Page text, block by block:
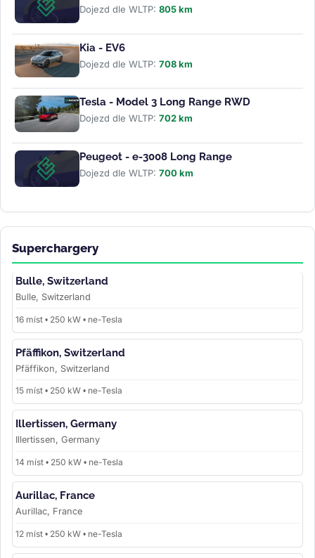
Dojezd dle WLTP: 805 km
Kia - EV6
Dojezd dle WLTP: 708 km
Tesla - Model 3 Long Range RWD
Dojezd dle WLTP: 702 km
Peugeot - e-3008 Long Range
Dojezd dle WLTP: 700 km
Superchargery
Bulle, Switzerland
Bulle, Switzerland
16 míst • 250 kW • ne-Tesla
Pfäffikon, Switzerland
Pfäffikon, Switzerland
15 míst • 250 kW • ne-Tesla
Illertissen, Germany
Illertissen, Germany
14 míst • 250 kW • ne-Tesla
Aurillac, France
Aurillac, France
12 míst • 250 kW • ne-Tesla